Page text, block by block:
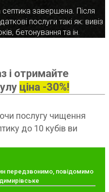
септика завершена. Після
послуги такі як: вивіз
бетонування та ін.
і отримайте
ціна -30%!
послугу чищення
до 10 кубів ви
передзвонимо, повідомимо